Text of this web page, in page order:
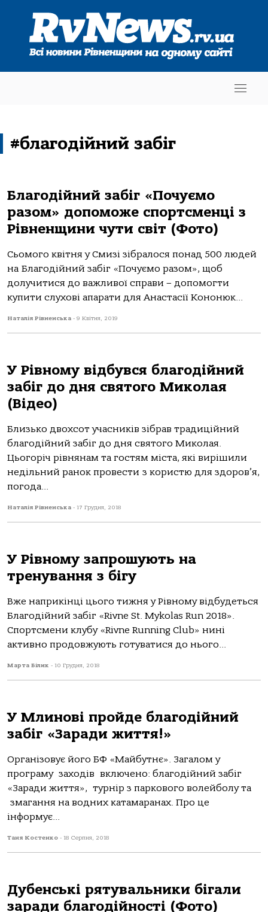
#благодійний забіг
Благодійний забіг «Почуємо
разом» допоможе спортсменці з
Рівненщини чути світ (Фото)
Сьомого квітня у Смизі зібралося понад 500 людей
на Благодійний забіг «Почуємо разом», щоб
долучитися до важливої справи – допомогти
купити слухові апарати для Анастасії Кононюк...
Наталія Рівненська - 9 Квітня, 2019
У Рівному відбувся благодійний
забіг до дня святого Миколая
(Відео)
Близько двохсот учасників зібрав традиційний
благодійний забіг до дня святого Миколая.
Цьогоріч рівнянам та гостям міста, які вирішили
недільний ранок провести з користю для здоров’я,
погода...
Наталія Рівненська - 17 Грудня, 2018
У Рівному запрошують на
тренування з бігу
Вже наприкінці цього тижня у Рівному відбудеться
Благодійний забіг «Rivne St. Mykolas Run 2018».
Спортсмени клубу «Rivne Running Club» нині
активно продовжують готуватися до нього...
Марта Білик - 10 Грудня, 2018
У Млинові пройде благодійний
забіг «Заради життя!»
Організовує його БФ «Майбутнє». Загалом у
програму заходів включено: благодійний забіг
«Заради життя», турнір з паркового волейболу та
змагання на водних катамаранах. Про це
інформує...
Таня Костенко - 18 Серпня, 2018
Дубенські рятувальники бігали
заради благодійності (Фото)